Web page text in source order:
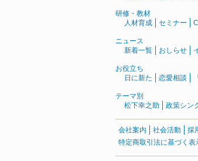
研修・教材
人材育成
セミナー
ニュース
新着一覧
おしらせ
お役立ち
日に新た
恋愛相談
テーマ別
松下幸之助
政策シン
会社案内 社会活動 採
特定商取引法に基づく表